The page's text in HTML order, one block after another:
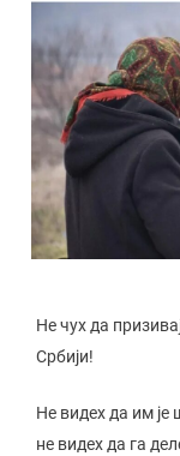
Не чух да
Србији!
Не видех да им је
не видех да га